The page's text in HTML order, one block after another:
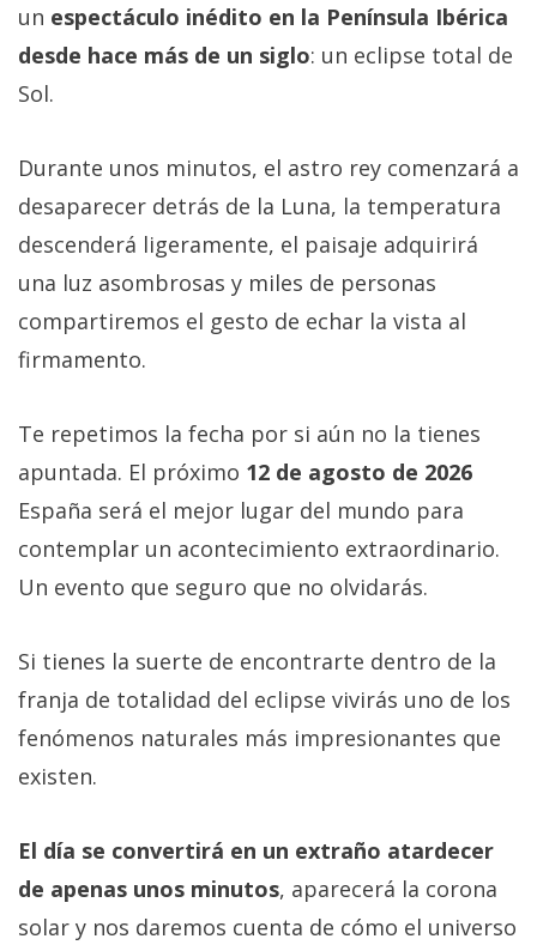
un espectáculo inédito en la Península Ibérica
desde hace más de un siglo: un eclipse total de
Sol.
Durante unos minutos, el astro rey comenzará a
desaparecer detrás de la Luna, la temperatura
descenderá ligeramente, el paisaje adquirirá
una luz asombrosas y miles de personas
compartiremos el gesto de echar la vista al
firmamento.
Te repetimos la fecha por si aún no la tienes
apuntada. El próximo 12 de agosto de 2026
España será el mejor lugar del mundo para
contemplar un acontecimiento extraordinario.
Un evento que seguro que no olvidarás.
Si tienes la suerte de encontrarte dentro de la
franja de totalidad del eclipse vivirás uno de los
fenómenos naturales más impresionantes que
existen.
El día se convertirá en un extraño atardecer
de apenas unos minutos, aparecerá la corona
solar y nos daremos cuenta de cómo el universo